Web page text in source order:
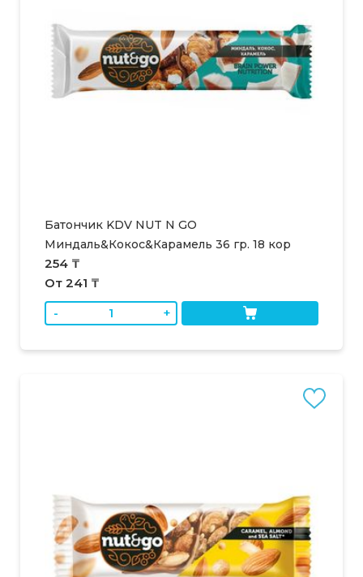
Батончик KDV NUT N GO
Миндаль&Кокос&Карамель 36 гр. 18 кор
254 ₸
От 241 ₸
-
+